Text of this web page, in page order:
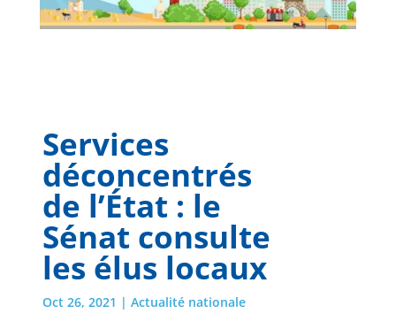
Services
déconcentrés
de l’État : le
Sénat consulte
les élus locaux
Oct 26, 2021 | Actualité nationale